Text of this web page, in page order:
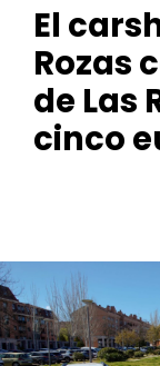
El
Rozas
de Las
cinco